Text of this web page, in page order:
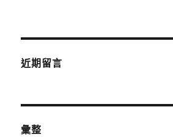
近期留言
彙整